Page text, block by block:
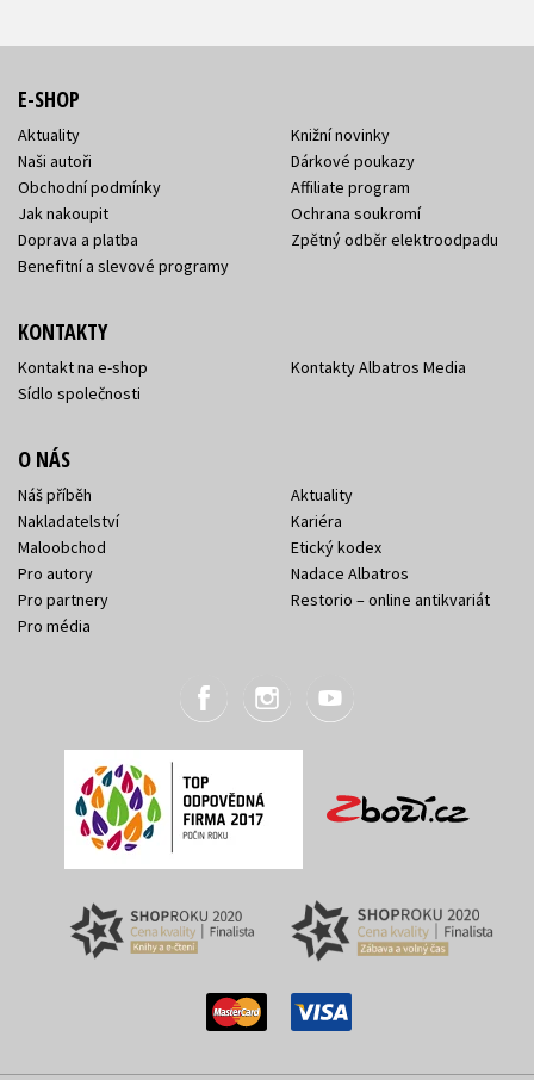
E-SHOP
Aktuality
Naši autoři
Obchodní podmínky
Jak nakoupit
Doprava a platba
Benefitní a slevové programy
Knižní novinky
Dárkové poukazy
Affiliate program
Ochrana soukromí
Zpětný odběr elektroodpadu
KONTAKTY
Kontakt na e-shop
Sídlo společnosti
Kontakty Albatros Media
O NÁS
Náš příběh
Nakladatelství
Maloobchod
Pro autory
Pro partnery
Pro média
Aktuality
Kariéra
Etický kodex
Nadace Albatros
Restorio – online antikvariát